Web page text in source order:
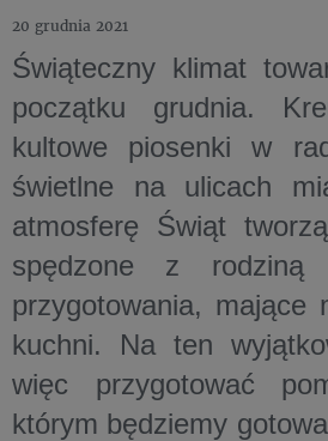
20 grudnia 2021
Świąteczny klimat
początku grudnia.
kultowe piosenki w
świetlne na ulicach
atmosferę Świąt
spędzone z rodziną
przygotowania, mające
kuchni. Na ten
więc przygotować
którym będziemy